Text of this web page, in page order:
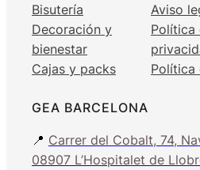
Bisutería
Decoración y
bienestar
Cajas y packs
Aviso
Política
Política
GEA BARCELONA
📍 Carrer del Cobalt, 74,
08907 L’Hospitalet de